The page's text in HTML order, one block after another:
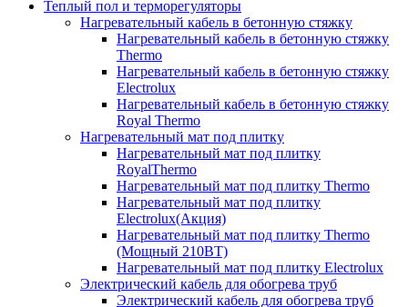
Теплый пол и терморегуляторы
Нагревательный кабель в бетонную стяжку
Нагревательный кабель в бетонную стяжку
Thermo
Нагревательный кабель в бетонную стяжку
Electrolux
Нагревательный кабель в бетонную стяжку
Royal Thermo
Нагревательный мат под плитку
Нагревательный мат под плитку
RoyalThermo
Нагревательный мат под плитку Thermo
Нагревательный мат под плитку
Electrolux(Акция)
Нагревательный мат под плитку Thermo
(Мощный 210ВТ)
Нагревательный мат под плитку Electrolux
Электрический кабель для обогрева труб
Электрический кабель для обогрева труб